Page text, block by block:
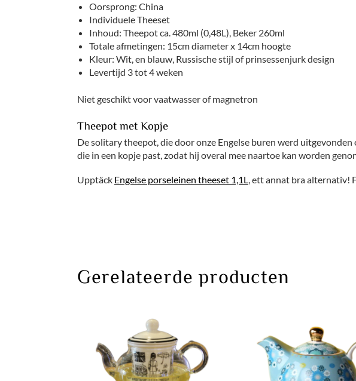
Oorsprong: China
Individuele Theeset
Inhoud: Theepot ca. 480ml (0,48L), Beker 260ml
Totale afmetingen: 15cm diameter x 14cm hoogte
Kleur: Wit, en blauw, Russische stijl of prinsessenjurk design
Levertijd 3 tot 4 weken
Niet geschikt voor vaatwasser of magnetron
Theepot met Kopje
De solitary theepot, die door onze Engelse buren werd
die in een kopje past, zodat hij overal mee naartoe kan worden
Upptäck Engelse porseleinen theeset 1,1L, ett annat bra alternativ!
Gerelateerde producten